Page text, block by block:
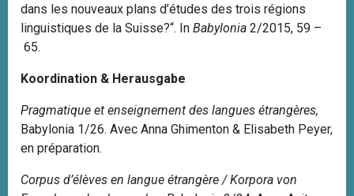
dans les nouveaux plans d’études des trois régions
linguistiques de la Suisse?“. In Babylonia 2/2015, 59 –
65.
Koordination & Herausgabe
Pragmatique et enseignement des langues étrangères,
Babylonia 1/26. Avec Anna Ghimenton & Elisabeth Peyer,
en préparation.
Corpus d’élèves en langue étrangère / Korpora von